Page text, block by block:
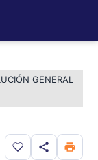
GENERAL
Guardar en